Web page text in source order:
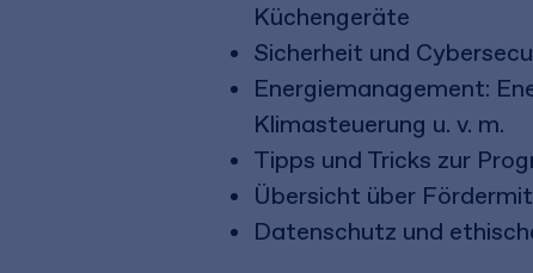
Küchengeräte
Sicherheit und
Energiemanagement:
Klimasteuerung u. v. m.
Tipps und Tricks zur
Übersicht über
Datenschutz und